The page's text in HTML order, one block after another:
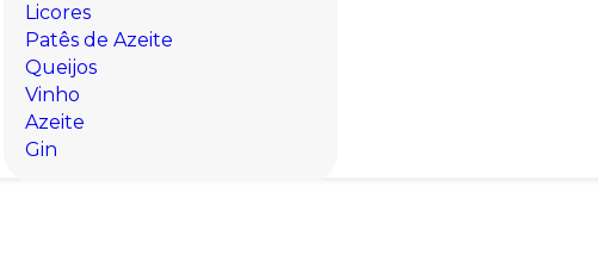
Licores
Patês de Azeite
Queijos
Vinho
Azeite
Gin